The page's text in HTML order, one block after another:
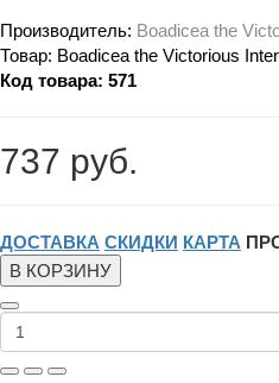
Производитель: Boadicea the
Товар: Boadicea the Victorious
Код товара: 571
737 руб.
ДОСТАВКА СКИДКИ КАРТА
В КОРЗИНУ